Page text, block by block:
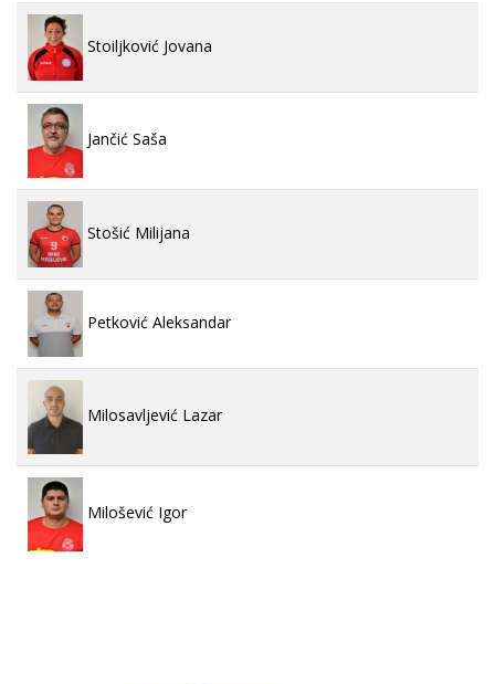
Stoiljković Jovana
Jančić Saša
Stošić Milijana
Petković Aleksandar
Milosavljević Lazar
Milošević Igor